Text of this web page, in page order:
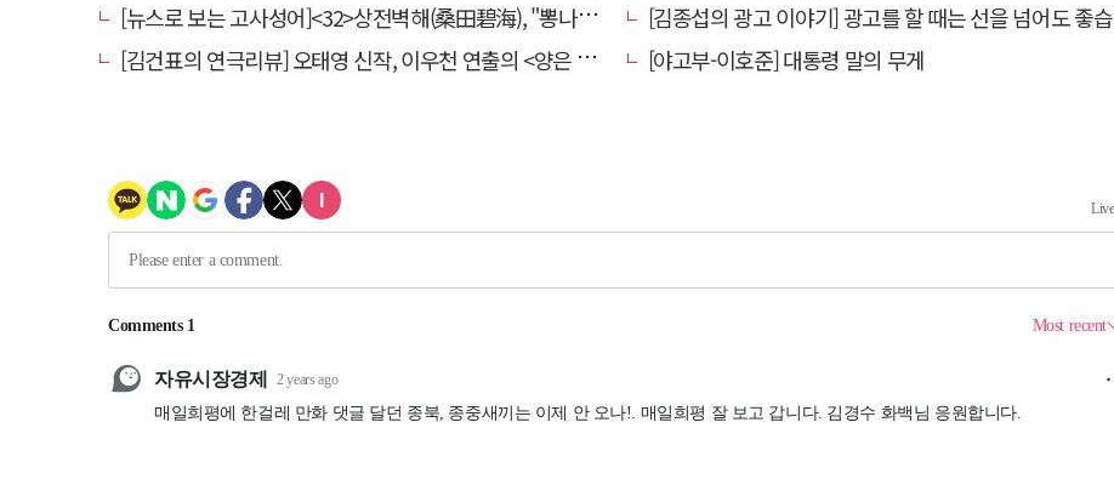
[뉴스로 보는 고사성어]<32>상전벽해(桑田碧海), "뽕나무밭이 푸른 바다가 되었다."
[김종섭의 광고 이야기] 광고를 할 때는 선을 넘어도 좋습니다.
[김건표의 연극리뷰] 오태영 신작, 이우천 연출의 <양은 양순하다>"국민을 온순한 양으로 길들이는 전체주의적 정치의 알레고리"
[야고부-이호준] 대통령 말의 무게